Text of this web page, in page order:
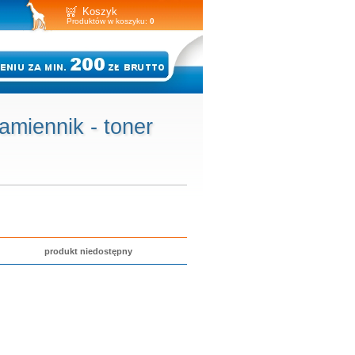
Koszyk
Produktów w koszyku: 0
- toner
produkt niedostępny